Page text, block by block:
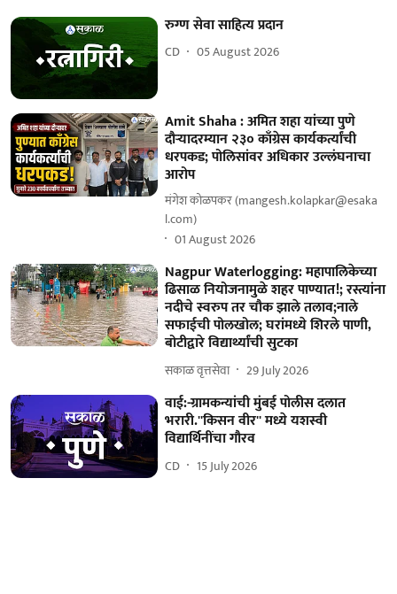
रुग्ण सेवा साहित्य प्रदान
CD 05 August 2026
Amit Shaha : अमित शहा यांच्या पुणे
दौऱ्यादरम्यान २३० काँग्रेस कार्यकर्त्यांची
धरपकड; पोलिसांवर अधिकार उल्लंघनाचा
आरोप
मंगेश कोळपकर (mangesh.kolapkar@esaka
l.com)
01 August 2026
Nagpur Waterlogging: महापालिकेच्या
ढिसाळ नियोजनामुळे शहर पाण्यात!; रस्त्यांना
नदीचे स्वरुप तर चौक झाले तलाव;नाले
सफाईची पोलखोल; घरांमध्ये शिरले पाणी,
बोटीद्वारे विद्यार्थ्यांची सुटका
सकाळ वृत्तसेवा 29 July 2026
वाई:-ग्रामकन्यांची मुंबई पोलीस दलात
भरारी.''किसन वीर'' मध्ये यशस्वी
विद्यार्थिनींचा गौरव
CD 15 July 2026